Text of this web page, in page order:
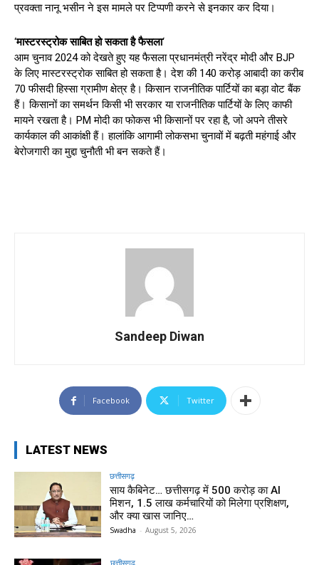
प्रवक्ता नानू भसीन ने इस मामले पर टिप्पणी करने से इनकार कर दिया।
‘मास्‍टरस्‍ट्रोक साबित हो सकता है फैसला‘
आम चुनाव 2024 को देखते हुए यह फैसला प्रधानमंत्री नरेंद्र मोदी और BJP
के लिए मास्‍टरस्‍ट्रोक साबित हो सकता है। देश की 140 करोड़ आबादी का करीब
70 फीसदी हिस्सा ग्रामीण क्षेत्र है। किसान राजनीतिक पार्टियों का बड़ा वोट बैंक
हैं। किसानों का समर्थन किसी भी सरकार या राजनीतिक पार्टियों के लिए काफी
मायने रखता है। PM मोदी का फोकस भी किसानों पर रहा है, जो अपने तीसरे
कार्यकाल की आकांक्षी हैं। हालांकि आगामी लोकसभा चुनावों में बढ़ती महंगाई और
बेरोजगारी का मुद्दा चुनौती भी बन सकते हैं।
Sandeep Diwan
Facebook Twitter
LATEST NEWS
छत्तीसगढ़
साय कैबिनेट… छत्तीसगढ़ में 500 करोड़ का AI
मिशन, 1.5 लाख कर्मचारियों को मिलेगा प्रशिक्षण,
और क्या खास जानिए…
Swadha - August 5, 2026
छत्तीसगढ़